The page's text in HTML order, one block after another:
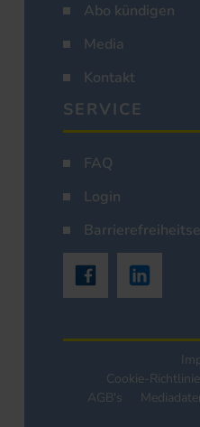
Abo kündigen
Media
Kontakt
SERVICE
FAQ
Login
Cookie-
AGB's